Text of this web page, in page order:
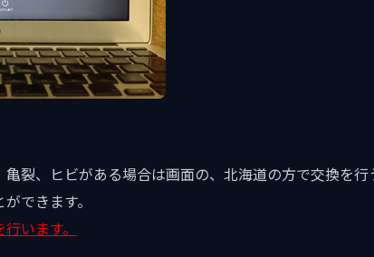
裂、ヒビがある場合は画面の、北海道の方で交換を
できます。
います。